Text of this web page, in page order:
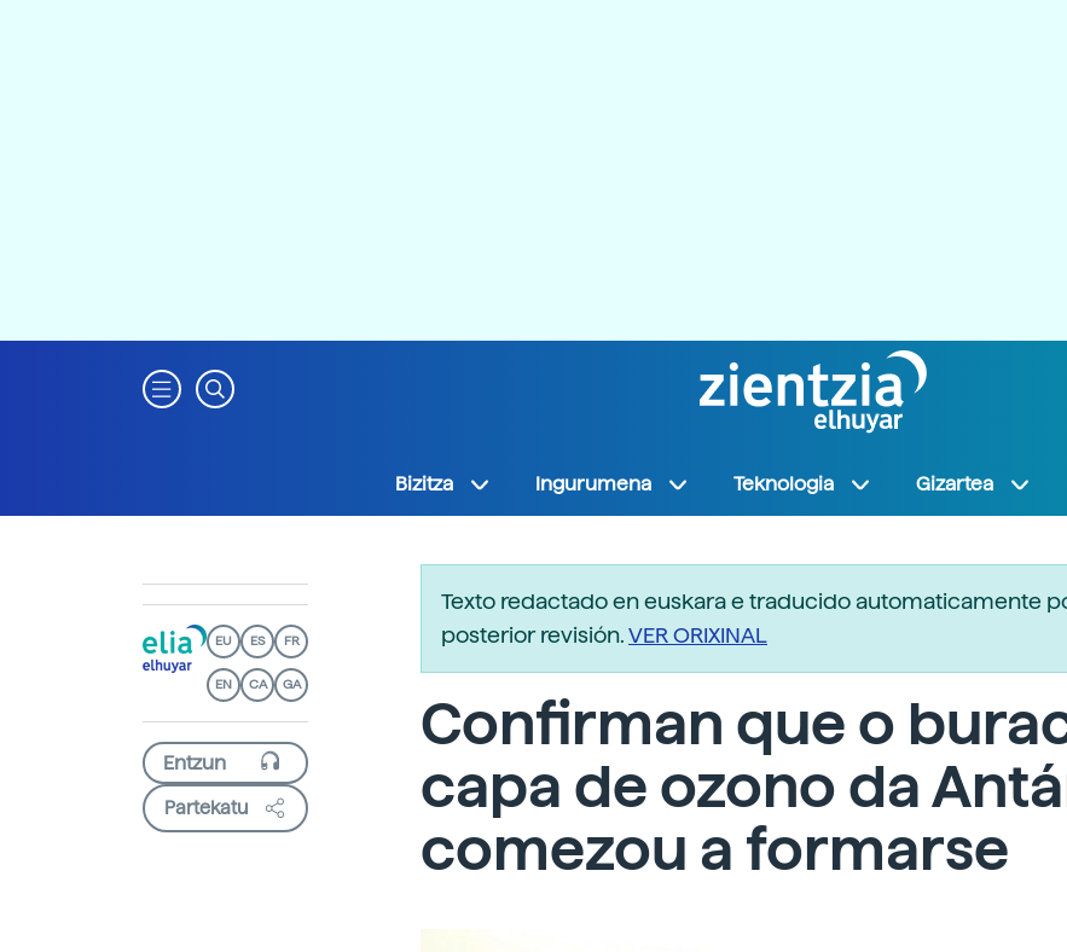
Bizitza Ingurumena Teknologia Gizartea
EU ES FR
EN CA GA
Partekatu
Texto redactado en euskara e traducido automaticamente
posterior revisión.VER ORIXINAL
Confirman que o
capa de ozono da
comezou a formarse